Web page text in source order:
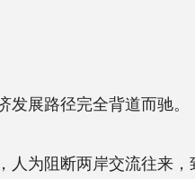
展路径完全背道而驰。
为阻断两岸交流往来，